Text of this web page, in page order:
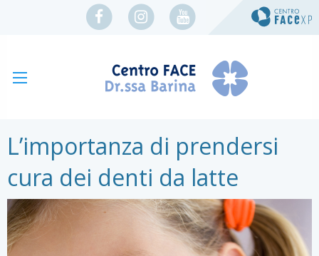
L’importanza di prendersi
cura dei denti da latte